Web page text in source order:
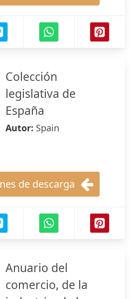
Colección
legislativa de
España
Autor: Spain
de descarga
Anuario del
comercio, de la